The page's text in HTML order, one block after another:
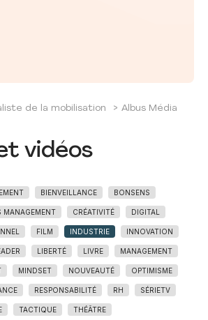
de la mobilisation > Albus Média
vidéos
BIENVEILLANCE BONSENS
MANAGEMENT CRÉATIVITÉ DIGITAL
FILM INDUSTRIE INNOVATION
LIBERTÉ LIVRE MANAGEMENT
MINDSET NOUVEAUTÉ OPTIMISME
RESPONSABILITÉ RH SÉRIETV
TACTIQUE THÉÂTRE